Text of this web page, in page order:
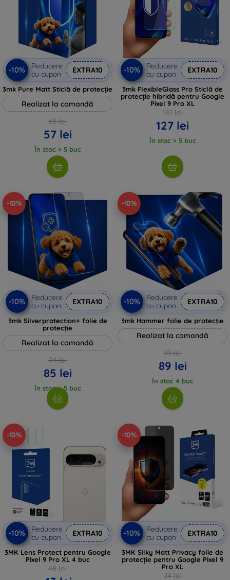
-10%
Reducere
cu cupon
EXTRA10
3mk Pure Matt Sticlă de protecție
Realizat la comandă
63 lei
57 lei
În stoc > 5 buc
-10%
Reducere
cu cupon
EXTRA10
3mk FlexibleGlass Pro Sticlă de
protecție hibridă pentru Google
Pixel 9 Pro XL
141 lei
127 lei
În stoc > 5 buc
-10%
-10%
Reducere
cu cupon
EXTRA10
3mk Silverprotection+ folie de
protecție
Realizat la comandă
94 lei
85 lei
În stoc > 5 buc
-10%
-10%
Reducere
cu cupon
EXTRA10
3mk Hammer folie de protecție
Realizat la comandă
99 lei
89 lei
În stoc 4 buc
-10%
-10%
Reducere
cu cupon
EXTRA10
3MK Lens Protect pentru Google
Pixel 9 Pro XL 4 buc
48 lei
-10%
-10%
Reducere
cu cupon
EXTRA10
3MK Silky Matt Privacy folie de
protecție pentru Google Pixel 9
Pro XL
74 lei